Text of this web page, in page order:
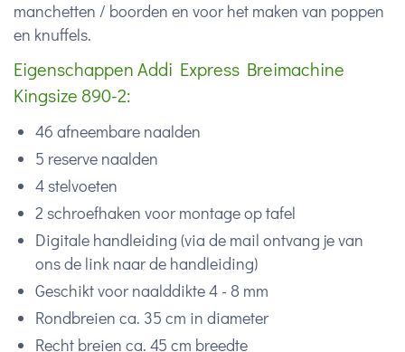
manchetten / boorden en voor het maken van poppen
en knuffels.
Eigenschappen Addi Express Breimachine
Kingsize 890-2:
46 afneembare naalden
5 reserve naalden
4 stelvoeten
2 schroefhaken voor montage op tafel
Digitale handleiding (via de mail ontvang je van
ons de link naar de handleiding)
Geschikt voor naalddikte 4 - 8 mm
Rondbreien ca. 35 cm in diameter
Recht breien ca. 45 cm breedte